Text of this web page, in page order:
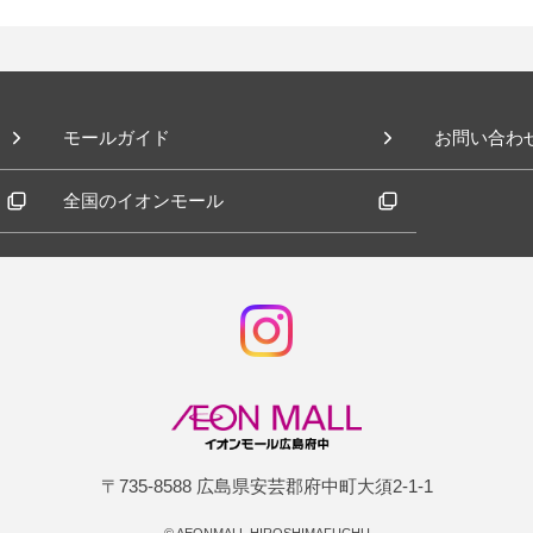
モールガイド お問い合わ
全国のイオンモール
〒735-8588 広島県安芸郡府中町大須2-1-1